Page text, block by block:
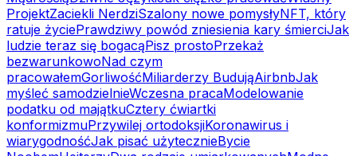
ProjektZaciekli NerdziSzalony nowe pomysłyNFT, który
ratuje życiePrawdziwy powód zniesienia kary śmierciJak
ludzie teraz się bogacąPisz prostoPrzekaż
bezwarunkowoNad czym
pracowałemGorliwośćMiliarderzy BudująAirbnbJak
myśleć samodzielnieWczesna pracaModelowanie
podatku od majątkuCztery ćwiartki
konformizmuPrzywilej ortodoksjiKoronawirus i
wiarygodnośćJak pisać użytecznieBycie